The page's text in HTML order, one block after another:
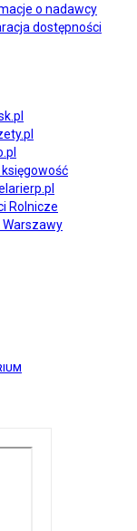
o nadawcy
dostępności
księgowość
Rolnicze
Warszawy